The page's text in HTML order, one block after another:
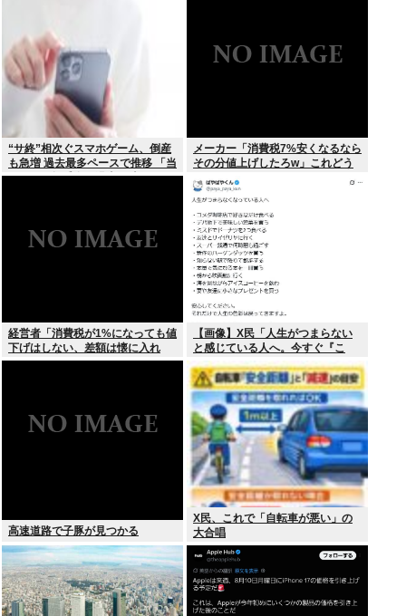
“サ終”相次ぐスマホゲーム、倒産
も急増 過去最多ペースで推移 「当
たれば一攫千金」過去の時代に
メーカー「消費税7%安くなるなら
その分値上げしたろw」これどう
すんの？
経営者「消費税が1%になっても値
下げはしない、差額は懐に入れ
る」
【画像】X民「人生がつまらない
と感じている人へ。今すぐ『こ
れ』をやってください。」6.9万い
いね
高速道路で子豚が見つかる
X民、これで「自転車が悪い」の
大合唱